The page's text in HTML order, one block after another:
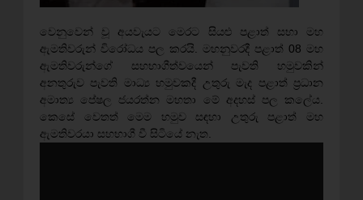
වෙනුවෙන් වූ අයවැයට මෙරට සියළු පළාත් සභා මහ
ඇමතිවරුන් විරෝධය පල කරයි. මහනුවරදී පළාත් 08 මහ
ඇමතිවරුන්ගේ සහභාගීත්වයෙන් පැවති හමුවකින්
අනතුරුව පැවති මාධ්‍ය හමුවකදී උතුරු මැද පළාත් ප්‍රධාන
අමාත්‍ය පේෂල ජයරත්න මහතා මේ අදහස් පල කලේය.
කෙසේ වෙතත් මෙම හමුව සඳහා උතුරු පළාත් මහ
ඇමතිවරයා සහභාගී වී සිටියේ නැත.